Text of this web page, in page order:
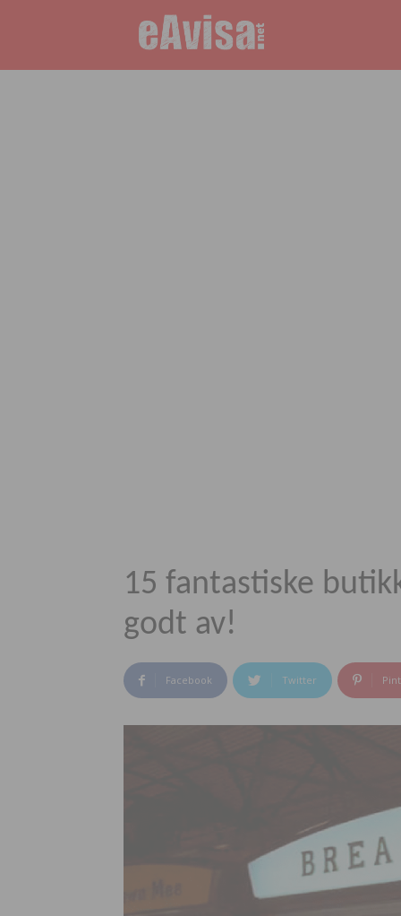
15 fantastiske
godt av!
Facebook Twitter